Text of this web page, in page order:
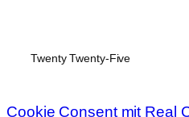
Twenty Twenty-Five
Cookie Consent mit Real